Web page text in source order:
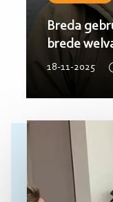
Breda
brede
18-11-2025